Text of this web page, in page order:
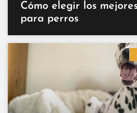
Cómo elegir los
para perros